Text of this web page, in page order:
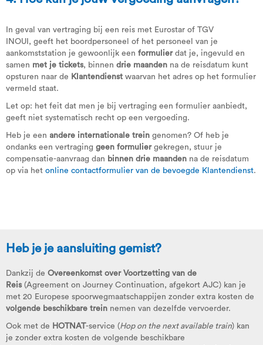
In geval van vertraging bij een reis met Eurostar of TGV
INOUI, geeft het boordpersoneel of het personeel van je
aankomststation je gewoonlijk een formulierdat je, ingevuld en
samen met je tickets, binnen drie maanden na de reisdatum kunt
opsturen naar de Klantendienst waarvan het adres op het formulier
vermeld staat.
Let op: het feit dat men je bij vertraging een formulier aanbiedt,
geeft niet systematisch recht op een vergoeding.
Heb je een andere internationale trein genomen? Of heb je
ondanks een vertraging geen formuliergekregen, stuur je
compensatie-aanvraag dan binnen drie maanden na de reisdatum
op via het online contactformulier van de bevoegde Klantendienst.
Heb je je aansluiting gemist?
Dankzij de Overeenkomst over Voortzetting van de
Reis(Agreement on Journey Continuation, afgekort AJC) kan je
met 20 Europese spoorwegmaatschappijen zonder extra kosten de
volgende beschikbare trein nemen van dezelfde vervoerder.
Ook met de HOTNAT-service (Hop on the next available train) kan
je zonder extra kosten de volgende beschikbare